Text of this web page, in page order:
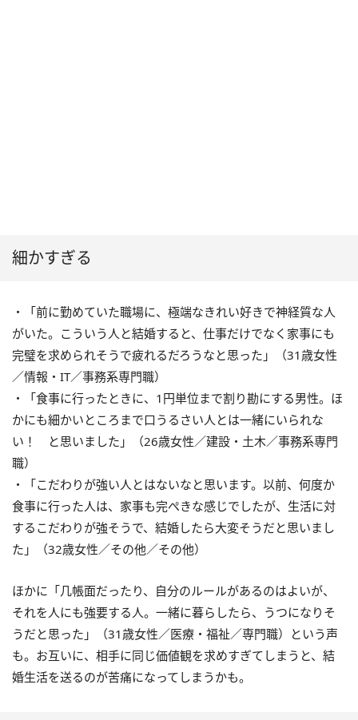
細かすぎる
・「前に勤めていた職場に、極端なきれい好きで神経質な人
がいた。こういう人と結婚すると、仕事だけでなく家事にも
完璧を求められそうで疲れるだろうなと思った」（31歳女性
／情報・IT／事務系専門職）
・「食事に行ったときに、1円単位まで割り勘にする男性。ほ
かにも細かいところまで口うるさい人とは一緒にいられな
い！ と思いました」（26歳女性／建設・土木／事務系専門
職）
・「こだわりが強い人とはないなと思います。以前、何度か
食事に行った人は、家事も完ぺきな感じでしたが、生活に対
するこだわりが強そうで、結婚したら大変そうだと思いまし
た」（32歳女性／その他／その他）
ほかに「几帳面だったり、自分のルールがあるのはよいが、
それを人にも強要する人。一緒に暮らしたら、うつになりそ
うだと思った」（31歳女性／医療・福祉／専門職）という声
も。お互いに、相手に同じ価値観を求めすぎてしまうと、結
婚生活を送るのが苦痛になってしまうかも。